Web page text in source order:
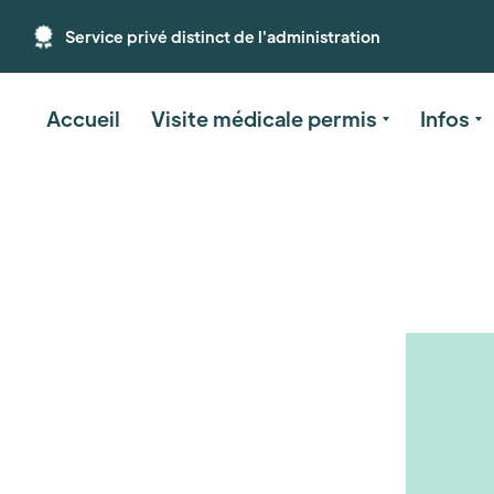
Service privé distinct de l'administration
Accueil Visite médicale permis Infos